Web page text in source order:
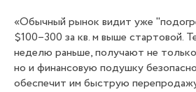
«Обычный рынок видит уже
$100–300 за кв. м выше стартовой.
неделю раньше, получают не
но и финансовую подушку
обеспечит им быструю